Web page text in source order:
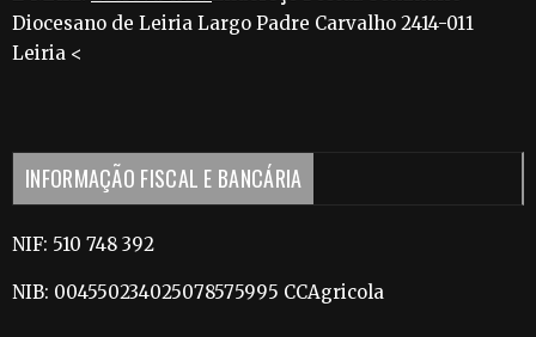
Diocesano de Leiria Largo Padre Carvalho 2414-011
Leiria <
INFORMAÇÃO FISCAL E BANCÁRIA
NIF: 510 748 392
NIB: 004550234025078575995 CCAgricola